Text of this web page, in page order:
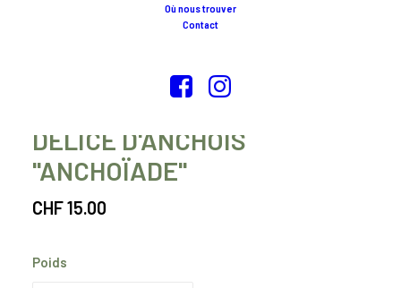
Où nous trouver
Contact
DÉLICE D'ANCHOIS
"ANCHOÏADE"
CHF15.00
Poids